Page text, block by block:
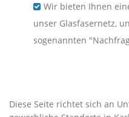
Wir bieten Ihnen
unser Glasfasernetz,
sogenannten
Diese Seite richtet sich an